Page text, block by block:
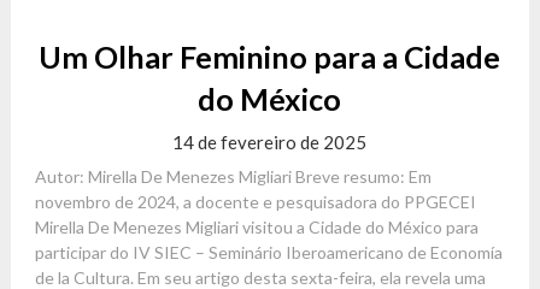
Um Olhar Feminino para a Cidade
do México
14 de fevereiro de 2025
Autor: Mirella De Menezes Migliari Breve resumo: Em
novembro de 2024, a docente e pesquisadora do PPGECEI
Mirella De Menezes Migliari visitou a Cidade do México para
participar do IV SIEC – Seminário Iberoamericano de Economía
de la Cultura. Em seu artigo desta sexta-feira, ela revela uma